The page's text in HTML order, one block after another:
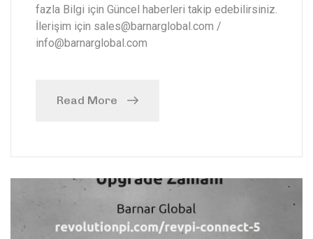
fazla Bilgi için Güncel haberleri takip edebilirsiniz.
İlerişim için sales@barnarglobal.com /
info@barnarglobal.com
Read More